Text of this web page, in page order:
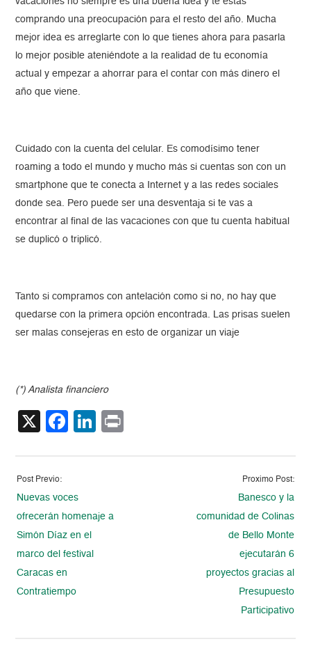
comprando una preocupación para el resto del año. Mucha
mejor idea es arreglarte con lo que tienes ahora para pasarla
lo mejor posible ateniéndote a la realidad de tu economía
actual y empezar a ahorrar para el contar con más dinero el
año que viene.
Cuidado con la cuenta del celular. Es comodísimo tener
roaming a todo el mundo y mucho más si cuentas son con un
smartphone que te conecta a Internet y a las redes sociales
donde sea. Pero puede ser una desventaja si te vas a
encontrar al final de las vacaciones con que tu cuenta habitual
se duplicó o triplicó.
Tanto si compramos con antelación como si no, no hay que
quedarse con la primera opción encontrada. Las prisas suelen
ser malas consejeras en esto de organizar un viaje
(*) Analista financiero
X Facebook
LinkedIn
Post Previo:
Nuevas voces
ofrecerán homenaje a
Simón Díaz en el
marco del festival
Caracas en
Contratiempo
Proximo Post:
Banesco y la
comunidad de Colinas
de Bello Monte
ejecutarán 6
proyectos gracias al
Presupuesto
Participativo